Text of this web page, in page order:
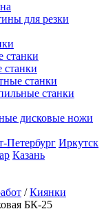
для резки
станки
станки
станки
станки
дисковые ножи
Петербург Иркутск
Казань
/Киянки
БК-25